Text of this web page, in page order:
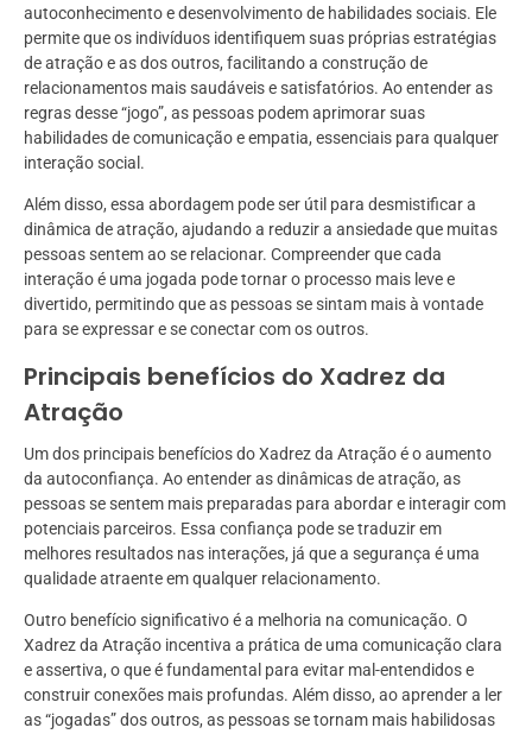
autoconhecimento e desenvolvimento de habilidades sociais. Ele
permite que os indivíduos identifiquem suas próprias estratégias
de atração e as dos outros, facilitando a construção de
relacionamentos mais saudáveis e satisfatórios. Ao entender as
regras desse “jogo”, as pessoas podem aprimorar suas
habilidades de comunicação e empatia, essenciais para qualquer
interação social.
Além disso, essa abordagem pode ser útil para desmistificar a
dinâmica de atração, ajudando a reduzir a ansiedade que muitas
pessoas sentem ao se relacionar. Compreender que cada
interação é uma jogada pode tornar o processo mais leve e
divertido, permitindo que as pessoas se sintam mais à vontade
para se expressar e se conectar com os outros.
Principais benefícios do Xadrez da
Atração
Um dos principais benefícios do Xadrez da Atração é o aumento
da autoconfiança. Ao entender as dinâmicas de atração, as
pessoas se sentem mais preparadas para abordar e interagir com
potenciais parceiros. Essa confiança pode se traduzir em
melhores resultados nas interações, já que a segurança é uma
qualidade atraente em qualquer relacionamento.
Outro benefício significativo é a melhoria na comunicação. O
Xadrez da Atração incentiva a prática de uma comunicação clara
e assertiva, o que é fundamental para evitar mal-entendidos e
construir conexões mais profundas. Além disso, ao aprender a ler
as “jogadas” dos outros, as pessoas se tornam mais habilidosas